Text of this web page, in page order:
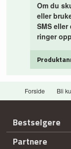
Om du
eller
SMS
ringer
Forside Bli
Bestselgere
Partnere